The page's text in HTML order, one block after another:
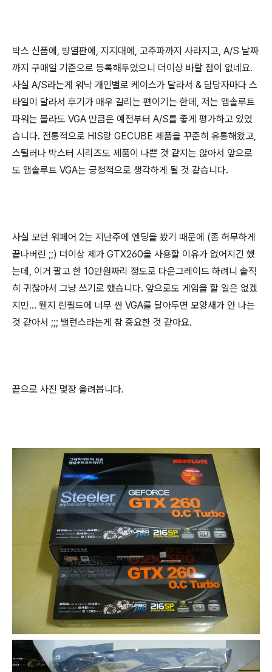
박스 신품에, 방열판에, 지지대에, 고주파까지 사라지고, A/S 날짜
까지 구매일 기준으로 등록해두었으니 더이상 바랄 점이 없네요.
사실 A/S라는게 워낙 개인별로 케이스가 달라서 & 담당자마다 스
타일이 달라서 후기가 매우 갈리는 편이기는 한데, 저는 앱솔루트
파워는 몰라도 VGA 만큼은 예전부터 A/S를 좋게 평가하고 있었
습니다. 전통적으로 HIS랑 GECUBE 제품을 꾸준히 유통해왔고,
스틸러나 박스터 시리즈도 제품이 나쁜 것 같지는 않아서 앞으로
도 앱솔루트 VGA는 긍정적으로 생각하게 될 것 같습니다.
사실 모던 워페어 2는 지난주에 엔딩을 봤기 때문에 (좀 허무하게
끝나버린 ;;) 더이상 제가 GTX260을 사용할 이유가 없어지긴 했
는데, 이거 팔고 한 10만원짜리 정도로 다운그레이드 하려니 솔직
히 귀찮아서 그냥 쓰기로 했습니다. 앞으로도 게임을 할 일은 없겠
지만... 웬지 린필드에 너무 싼 VGA를 달아두면 모양새가 안 나는
것 같아서 ;;; 밸런스라는게 참 중요한 것 같아요.
끝으로 사진 몇장 올려봅니다.